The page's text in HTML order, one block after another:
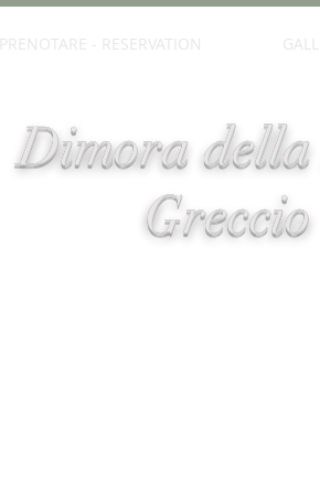
PRENOTARE - RESERVATION
Dimora della
Greccio